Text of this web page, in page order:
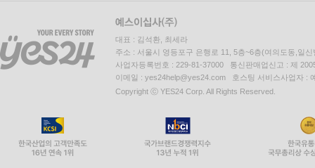
대표 : 김석환, 최세라
주소 : 서울시 영등포구 은행로 11, 5층~6층(여의도동,일신
사업자등록번호 : 229-81-37000 통신판매업신고 : 제
이메일 : yes24help@yes24.com 호스팅 서비스사업자 :
Copyright ⓒ YES24 Corp. All Rights Reserved.